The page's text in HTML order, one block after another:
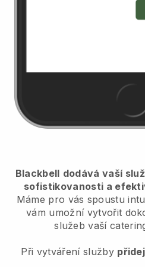
Blackbell dodává vaší
sofistikovanosti a
Máme pro vás spoustu
vám umožní vytvořit
služeb vaší
Při vytváření služby